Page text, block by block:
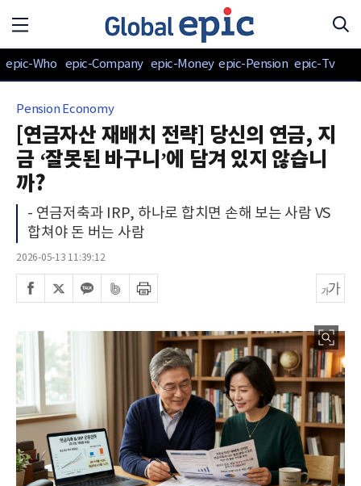
epic-Who epic-Company epic-Money epic-Pension epic-Tv
Pension Economy
[연금자산 재배치 전략] 당신의 연금, 지
금 ‘잘못된 바구니’에 담겨 있지 않습니
까?
- 연금저축과 IRP, 하나로 합치면 손해 보는 사람 VS
합쳐야 돈 버는 사람
2026-05-13 11:39:12